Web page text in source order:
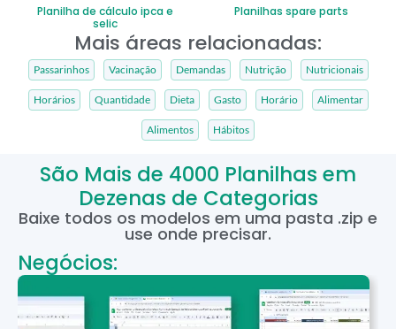
Planilha de cálculo ipca e
selic
Planilhas spare parts
Mais áreas relacionadas:
Passarinhos Vacinação Demandas Nutrição Nutricionais
Horários Quantidade Dieta Gasto Horário Alimentar
Alimentos Hábitos
São Mais de 4000 Planilhas em
Dezenas de Categorias
Baixe todos os modelos em uma pasta .zip e
use onde precisar.
Negócios: